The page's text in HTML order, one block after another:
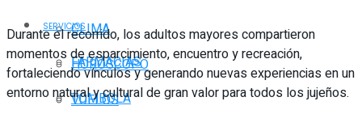
CLIMA
HORÓSCOPO
VUELOS
SERVICIOS
FARMACIAS
TOMBOLA
Durante el recorrido, los adultos mayores compartieron
momentos de esparcimiento, encuentro y recreación,
fortaleciendo vínculos y generando nuevas experiencias en un
entorno natural y cultural de gran valor para todos los jujeños.